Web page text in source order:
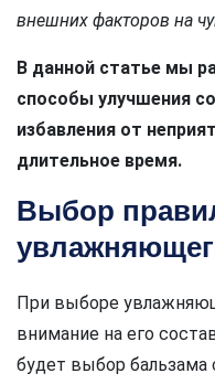
внешних факторов на
В данной статье мы
способы улучшения
избавления от
длительное время.
Выбор
При выборе
внимание на его
будет выбор бальзама